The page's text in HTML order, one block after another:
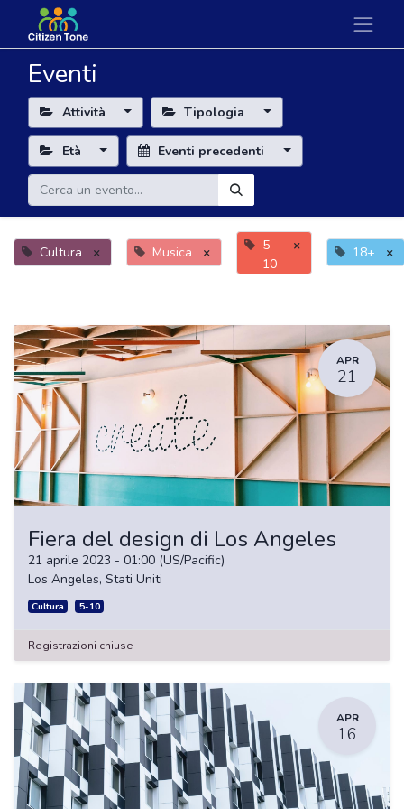
Eventi
Attività Tipologia
Età Eventi precedenti
Cultura × Musica ×
5-
10
× 18+ ×
APR
21
Fiera del design di Los Angeles
21 aprile 2023 - 01:00 (US/Pacific)
Los Angeles, Stati Uniti
Cultura 5-10
Registrazioni chiuse
APR
16